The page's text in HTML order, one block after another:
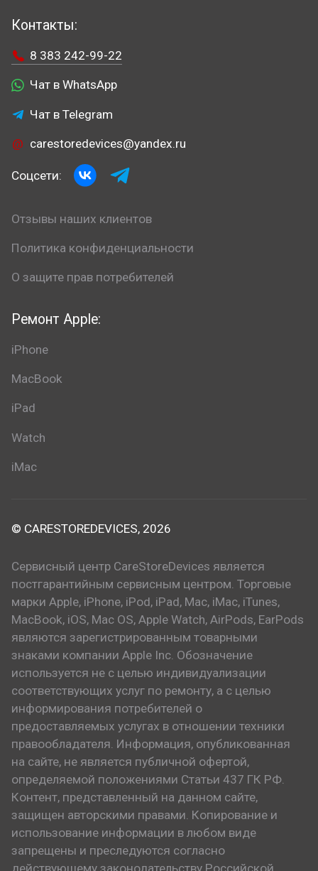
Ремонт Apple:
iPhone
MacBook
iPad
Watch
iMac
Контакты:
8 383 242-99-22
Чат в WhatsApp
Чат в Telegram
carestoredevices@yandex.ru
Соцсети:
Отзывы наших клиентов
Политика конфиденциальности
О защите прав потребителей
© CARESTOREDEVICES, 2026
Сервисный центр CareStoreDevices является
постгарантийным сервисным центром. Торговые
марки Apple, iPhone, iPod, iPad, Mac, iMac, iTunes,
MacBook, iOS, Mac OS, Apple Watch, AirPods, EarPods
являются зарегистрированным товарными
знаками компании Apple Inc. Обозначение
используется не с целью индивидуализации
соответствующих услуг по ремонту, а с целью
информирования потребителей о
предоставляемых услугах в отношении техники
правообладателя. Информация, опубликованная
на сайте, не является публичной офертой,
определяемой положениями Статьи 437 ГК РФ.
Контент, представленный на данном сайте,
защищен авторскими правами. Копирование и
использование информации в любом виде
запрещены и преследуются согласно